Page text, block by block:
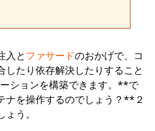
入とファサードのおかげで、コ
したり依存解決したりすること
ションを構築できます。**で
ナを操作するのでしょう？**２
う。